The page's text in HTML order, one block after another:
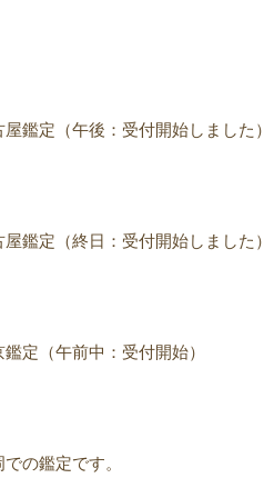
鑑定（午後：受付開始しました）
鑑定（終日：受付開始しました）
定（午前中：受付開始）
の鑑定です。